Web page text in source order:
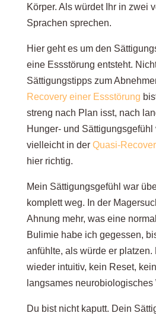
Sinneswahrnehmung
Warum Sättigung mehr ist
Wie Sättigung und Hunger
verloren gehen
Magersucht: Wenn der
Energiesparmodus schaltet
Bulimie: Wenn Sättigung
Binge Eating: Wenn
Körper. Als würdet Ihr in zwei
Sprachen sprechen.
Hier geht es um den
eine Essstörung entsteht.
Sättigungstipps zum
Recovery einer Essstörung
streng nach Plan isst, nach
Hunger- und
vielleicht in der Quasi-
hier richtig.
Mein Sättigungsgefühl war
komplett weg. In der
Ahnung mehr, was eine
Bulimie habe ich gegessen,
anfühlte, als würde er platzen.
wieder intuitiv, kein Reset,
langsames
Du bist nicht kaputt. Dein